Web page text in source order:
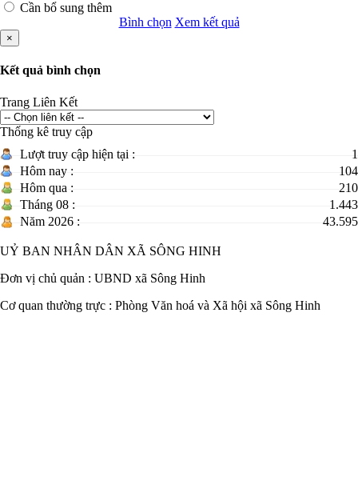
Cần bổ sung thêm
Bình chọn Xem kết quả
×
Kết quả bình chọn
Trang Liên Kết
Thống kê truy cập
Lượt truy cập hiện tại :
1
Hôm nay :
104
Hôm qua :
210
Tháng 08 :
1.443
Năm 2026 :
43.595
UỶ BAN NHÂN DÂN XÃ SÔNG HINH
Đơn vị chủ quản : UBND xã Sông Hinh
Cơ quan thường trực : Phòng Văn hoá và Xã hội xã Sông Hinh